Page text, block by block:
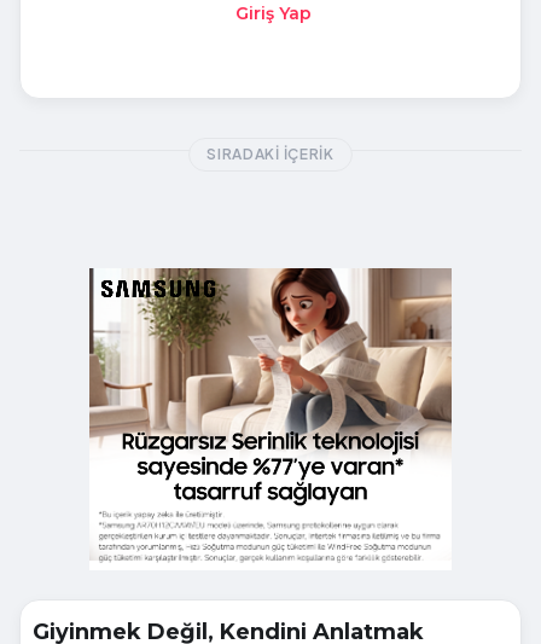
Giriş Yap
SIRADAKI İÇERIK
Giyinmek Değil, Kendini Anlatmak